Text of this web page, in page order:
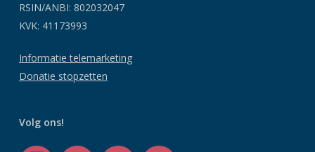
RSIN/ANBI: 802032047
KVK: 41173993
Informatie telemarketing
Donatie stopzetten
Volg ons!